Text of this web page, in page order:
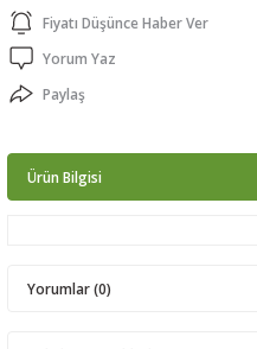
Fiyatı Düşünce Haber Ver
Yorum Yaz
Paylaş
Ürün Bilgisi
Yorumlar (0)